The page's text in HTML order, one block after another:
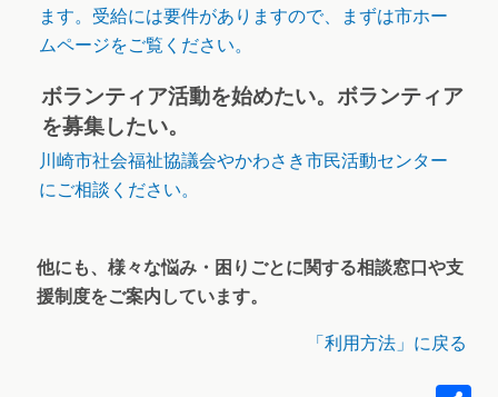
ます。受給には要件がありますので、まずは市ホー
ムページをご覧ください。
ボランティア活動を始めたい。ボランティア
を募集したい。
川崎市社会福祉協議会やかわさき市民活動センター
にご相談ください。
他にも、様々な悩み・困りごとに関する相談窓口や支
援制度をご案内しています。
「利用方法」に戻る